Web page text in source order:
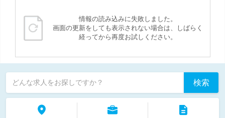
情報の読み込みに失敗しました。
画面の更新をしても表示されない場合は、しばらく
経ってから再度お試しください。
どんな求人をお探しですか？ 検索